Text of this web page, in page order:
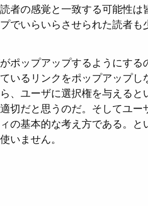
者の感覚と一致する可能性は
でいらいらさせられた読者も
ポップアップするようにする
いるリンクをポップアップし
、ユーザに選択権を与えると
切だと思うのだ。そしてユー
の基本的な考え方である。と
いません。